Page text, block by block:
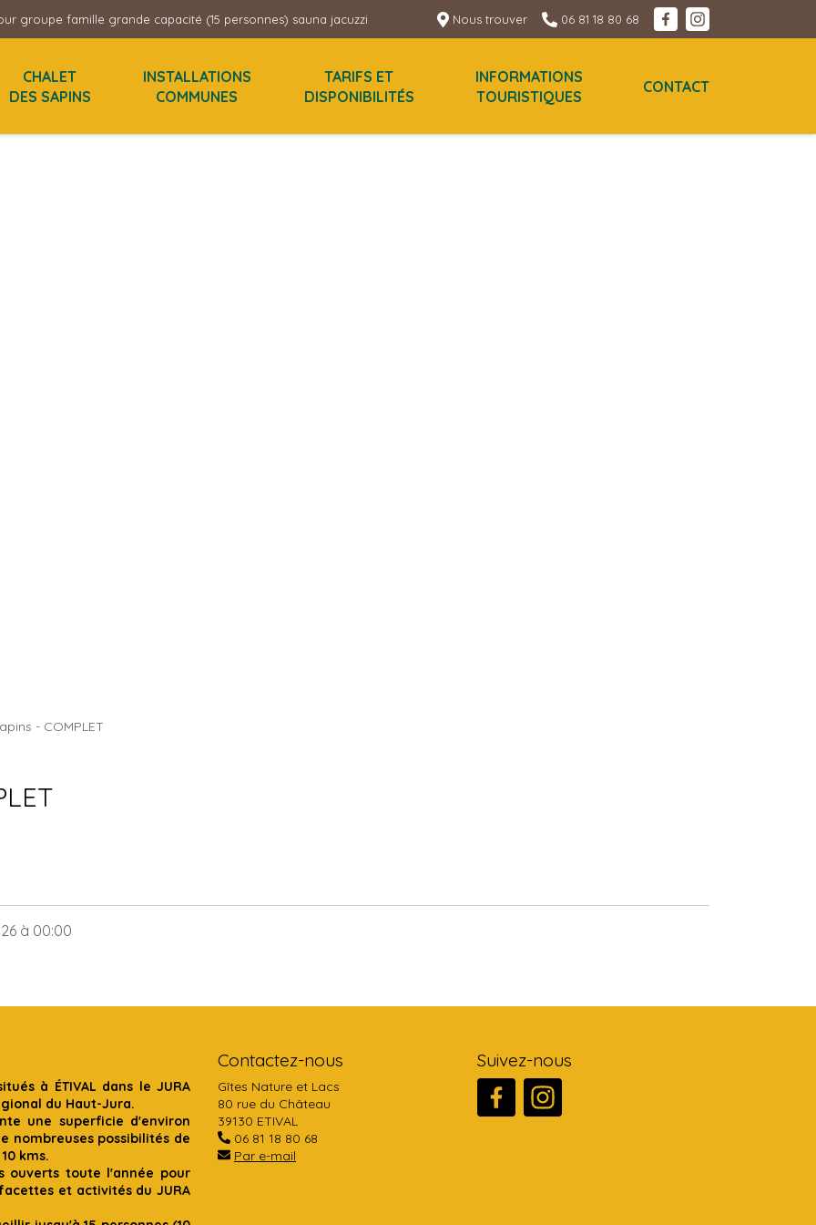
groupe famille grande capacité (15 personnes) sauna jacuzzi Nous trouver 06 81 18 80 68
CHALET
DES SAPINS
INSTALLATIONS
COMMUNES
TARIFS ET
DISPONIBILITÉS
INFORMATIONS
TOURISTIQUES
CONTACT
- COMPLET
à 00:00
à ÉTIVAL dans le JURA
du Haut-Jura.
une superficie d'environ
nombreuses possibilités de
kms.
ouverts toute l'année pour
et activités du JURA
Contactez-nous
Gîtes Nature et Lacs
80 rue du Château
39130 ETIVAL
06 81 18 80 68
Par e-mail
Suivez-nous